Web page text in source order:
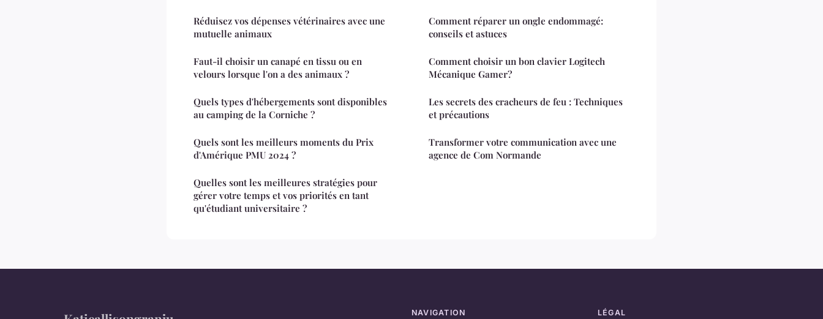
Réduisez vos dépenses vétérinaires avec une
mutuelle animaux
Faut-il choisir un canapé en tissu ou en
velours lorsque l'on a des animaux ?
Quels types d'hébergements sont disponibles
au camping de la Corniche ?
Quels sont les meilleurs moments du Prix
d'Amérique PMU 2024 ?
Quelles sont les meilleures stratégies pour
gérer votre temps et vos priorités en tant
qu'étudiant universitaire ?
Comment réparer un ongle endommagé:
conseils et astuces
Comment choisir un bon clavier Logitech
Mécanique Gamer?
Les secrets des cracheurs de feu : Techniques
et précautions
Transformer votre communication avec une
agence de Com Normande
NAVIGATION LÉGAL